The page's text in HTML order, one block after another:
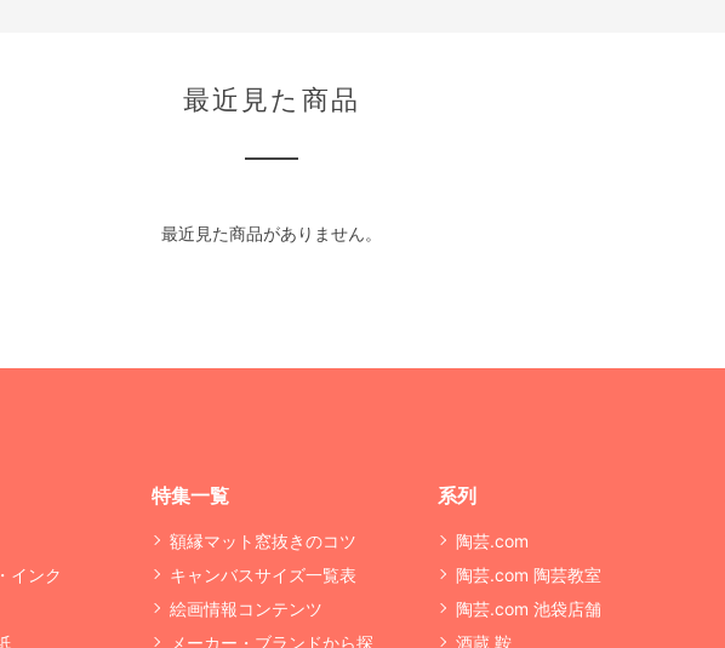
最近見た商品
最近見た商品がありません。
インク
特集一覧
額縁マット窓抜きのコツ
キャンバスサイズ一覧表
絵画情報コンテンツ
メーカー・ブランドから探
系列
陶芸.com
陶芸.com 陶芸教室
陶芸.com 池袋店舗
酒蔵 鞍